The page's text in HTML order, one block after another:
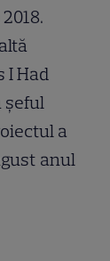
I Had
șeful
a
anul